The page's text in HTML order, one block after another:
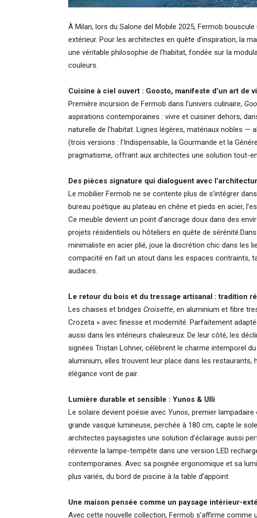
À Milan, lors du Salone del Mobile 2025, Fermob
extérieur. Pour les architectes en quête d’inspiration, la
une véritable philosophie de l’habitat, fondée sur la
couleurs.
Cuisine à ciel ouvert : Goosto, manifeste d’un art de
Première incursion de Fermob dans l’univers culinaire,
aspirations contemporaines : vivre et cuisiner dehors,
naturelle de l’habitat. Lignes légères, matériaux nobles
(trois versions : l’Indispensable, la Gourmande et la
pragmatisme, offrant aux architectes une solution tout-
Des pièces signature qui dialoguent avec
Le mobilier Fermob ne se contente plus de s’intégrer
bureau poétique au plateau en chêne et pieds en acier,
Ce meuble devient un point d’ancrage doux dans des
projets résidentiels ou hôteliers en quête de
minimaliste en acier plié, joue la discrétion chic dans les
compacité en fait un atout dans les espaces contraints,
audaces.
Le retour du bois et du tressage artisanal : tradition
Les chaises et bridges Croisette, en aluminium et fibre
Crozeta » avec finesse et modernité. Parfaitement
aussi dans les intérieurs chaleureux. De leur côté, les
signées Tristan Lohner, célèbrent le charme intemporel
aluminium, elles trouvent leur place dans les
élégance vont de pair.
Lumière durable et sensible : Yunos & Ulli
Le solaire devient poésie avec Yunos, premier
grande vasque lumineuse, perchée à 180 cm, capte le
architectes paysagistes une solution d’éclairage aussi
réinvente la lampe-tempête dans une version LED
contemporaines. Avec sa poignée ergonomique et sa
plus variés, du bord de piscine à la table d’appoint.
Une maison pensée comme un paysage intérieur-
Avec cette nouvelle collection, Fermob s’affirme comme